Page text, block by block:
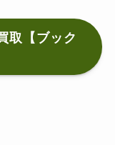
取【ブック